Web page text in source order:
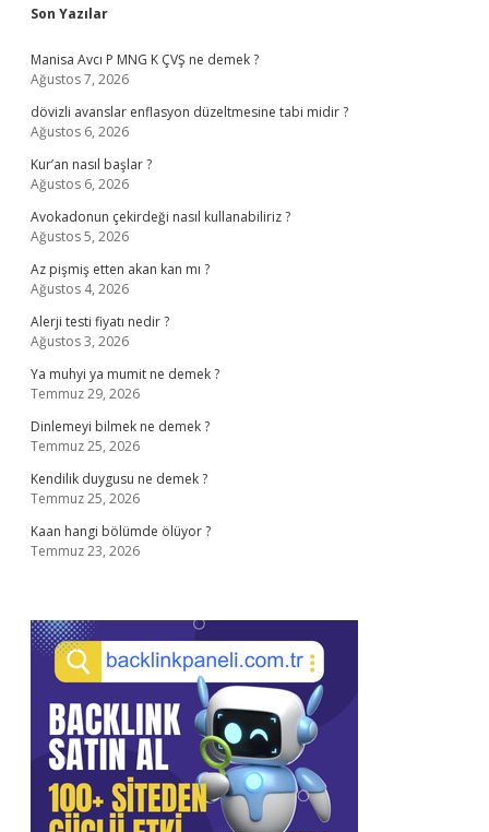
Sidebar
Son Yazılar
Manisa Avcı P MNG K ÇVŞ ne demek ?
Ağustos 7, 2026
dövizli avanslar enflasyon düzeltmesine tabi midir ?
Ağustos 6, 2026
Kur’an nasıl başlar ?
Ağustos 6, 2026
Avokadonun çekirdeği nasıl kullanabiliriz ?
Ağustos 5, 2026
Az pişmiş etten akan kan mı ?
Ağustos 4, 2026
Alerji testi fiyatı nedir ?
Ağustos 3, 2026
Ya muhyi ya mumit ne demek ?
Temmuz 29, 2026
Dinlemeyi bilmek ne demek ?
Temmuz 25, 2026
Kendilik duygusu ne demek ?
Temmuz 25, 2026
Kaan hangi bölümde ölüyor ?
Temmuz 23, 2026